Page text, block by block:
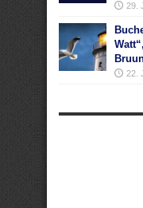
29.
22.